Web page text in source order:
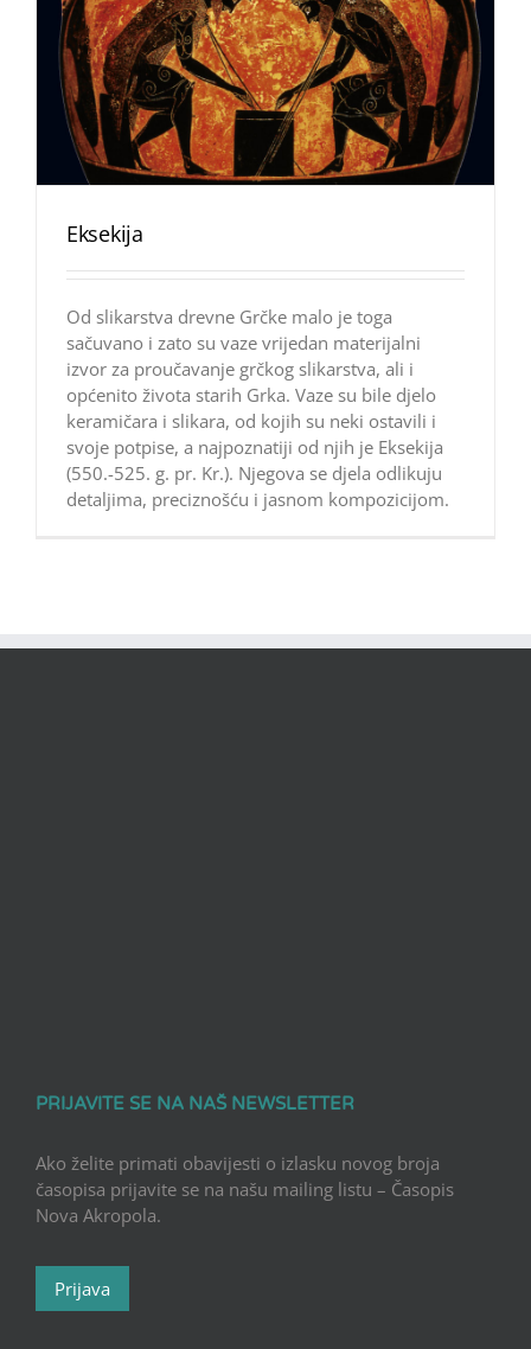
Eksekija
Od slikarstva drevne Grčke malo je toga
sačuvano i zato su vaze vrijedan materijalni
izvor za proučavanje grčkog slikarstva, ali i
općenito života starih Grka. Vaze su bile djelo
keramičara i slikara, od kojih su neki ostavili i
svoje potpise, a najpoznatiji od njih je Eksekija
(550.-525. g. pr. Kr.). Njegova se djela odlikuju
detaljima, preciznošću i jasnom kompozicijom.
PRIJAVITE SE NA NAŠ NEWSLETTER
Ako želite primati obavijesti o izlasku novog broja
časopisa prijavite se na našu mailing listu – Časopis
Nova Akropola.
Prijava